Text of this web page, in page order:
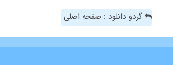
گردو دانلود : صفحه اصلی